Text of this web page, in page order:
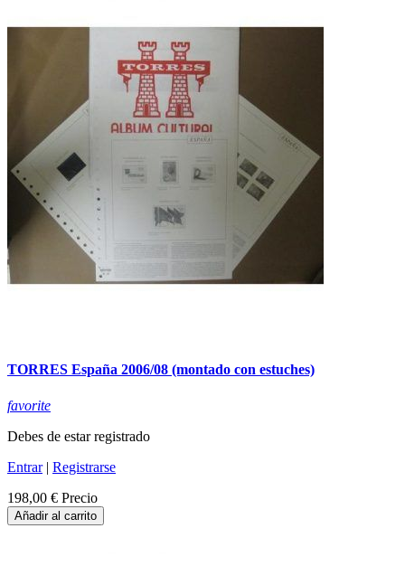
TORRES España 2006/08 (montado con estuches)
favorite
Debes de estar registrado
Entrar| Registrarse
198,00 € Precio
Añadir al carrito